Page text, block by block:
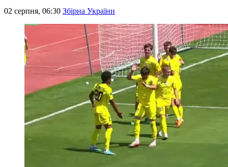
02 серпня, 06:30 Збірна України